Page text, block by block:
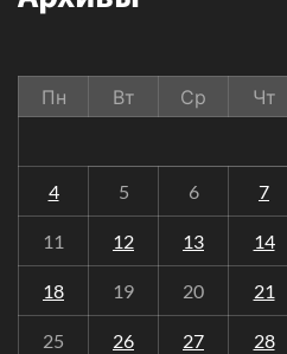
Пн
Вт Ср Чт
4 5 6 7
11 12 13 14
18 19 20 21
25 26 27 28